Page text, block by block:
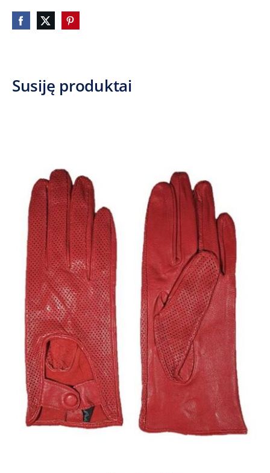
Susiję produktai